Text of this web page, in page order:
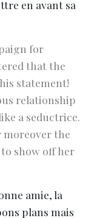
en avant sa
for
that the
statement!
relationship
a seductrice.
moreover the
show off her
amie, la
plans mais